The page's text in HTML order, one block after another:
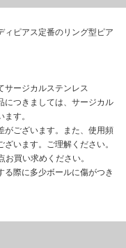
ィピアス定番のリング型ピア
サージカルステンレス
につきましては、サージカル
す。
がございます。また、使用頻
います。ご理解ください。
買い求めください。
る際に多少ボールに傷がつき